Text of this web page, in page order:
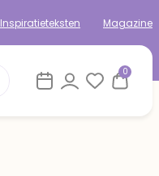
Inspiratieteksten Magazine
0